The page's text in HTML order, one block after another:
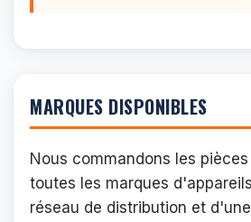
MARQUES DISPONIBLES
Nous commandons les
toutes les marques
réseau de distribution et